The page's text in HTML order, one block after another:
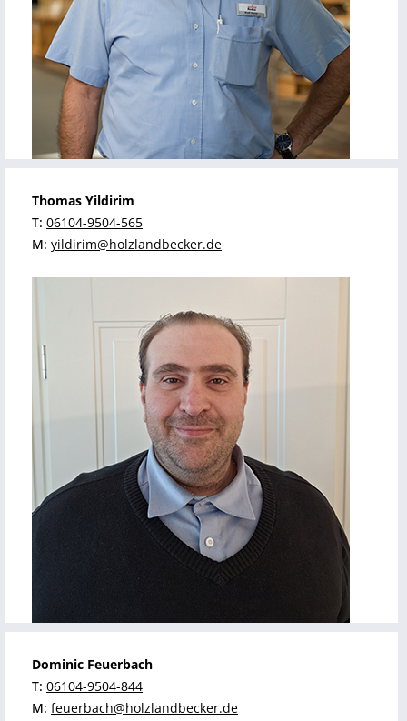
Dominic Feuerbach
T: 06104-9504-844
M: feuerbach@holzlandbecker.de
Thomas Yildirim
T: 06104-9504-565
M: yildirim@holzlandbecker.de